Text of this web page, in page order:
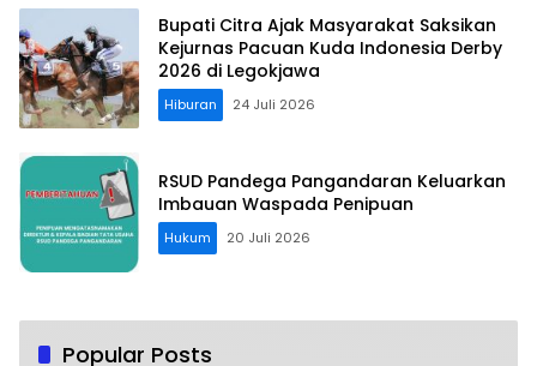
Bupati Citra Ajak Masyarakat Saksikan
Kejurnas Pacuan Kuda Indonesia Derby
2026 di Legokjawa
Hiburan 24 Juli 2026
RSUD Pandega Pangandaran Keluarkan
Imbauan Waspada Penipuan
Hukum 20 Juli 2026
Popular Posts